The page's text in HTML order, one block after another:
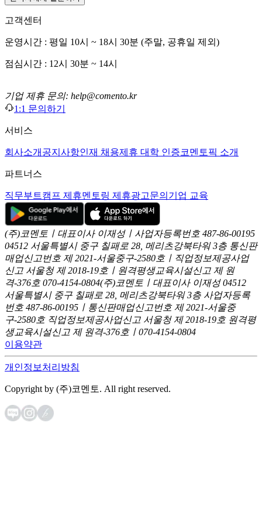
고객센터
운영시간 : 평일 10시 ~ 18시 30분 (주말, 공휴일 제외)
점심시간 : 12시 30분 ~ 14시
기업 제휴 문의: help@comento.kr
1:1 문의하기
서비스
회사소개 공지사항인재 채용제휴 대학 인증코멘토픽 소개
파트너스
직무부트캠프 제휴멘토링 제휴광고문의 기업 교육
(주)코멘토ㅣ대표이사 이재성ㅣ사업자등록번호 487-86-00195
04512 서울특별시 중구 칠패로 28, 메리츠강북타워 3층 통신판
매업신고번호 제 2021-서울중구-2580호ㅣ직업정보제공사업
신고 서울청 제 2018-19호ㅣ원격평생교육시설신고 제 원
격-376호 070-4154-0804(주)코멘토ㅣ대표이사 이재성 04512
서울특별시 중구 칠패로 28, 메리츠강북타워 3층 사업자등록
번호 487-86-00195ㅣ통신판매업신고번호 제 2021-서울중
구-2580호 직업정보제공사업신고 서울청 제 2018-19호 원격평
생교육시설신고 제 원격-376호ㅣ070-4154-0804
이용약관
개인정보처리방침
Copyright by (주)코멘토. All right reserved.